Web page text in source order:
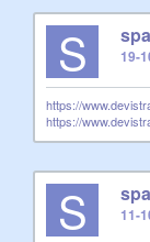
S 19-
https://
https://
S 11-